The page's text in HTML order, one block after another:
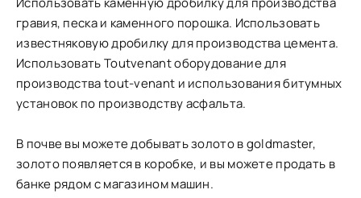
гравия, песка и каменного порошка. Использовать
известняковую дробилку для производства цемента.
Использовать Toutvenant оборудование для
производства tout-venant и использования битумных
установок по производству асфальта.
В почве вы можете добывать золото в goldmaster,
золото появляется в коробке, и вы можете продать в
банке рядом с магазином машин.